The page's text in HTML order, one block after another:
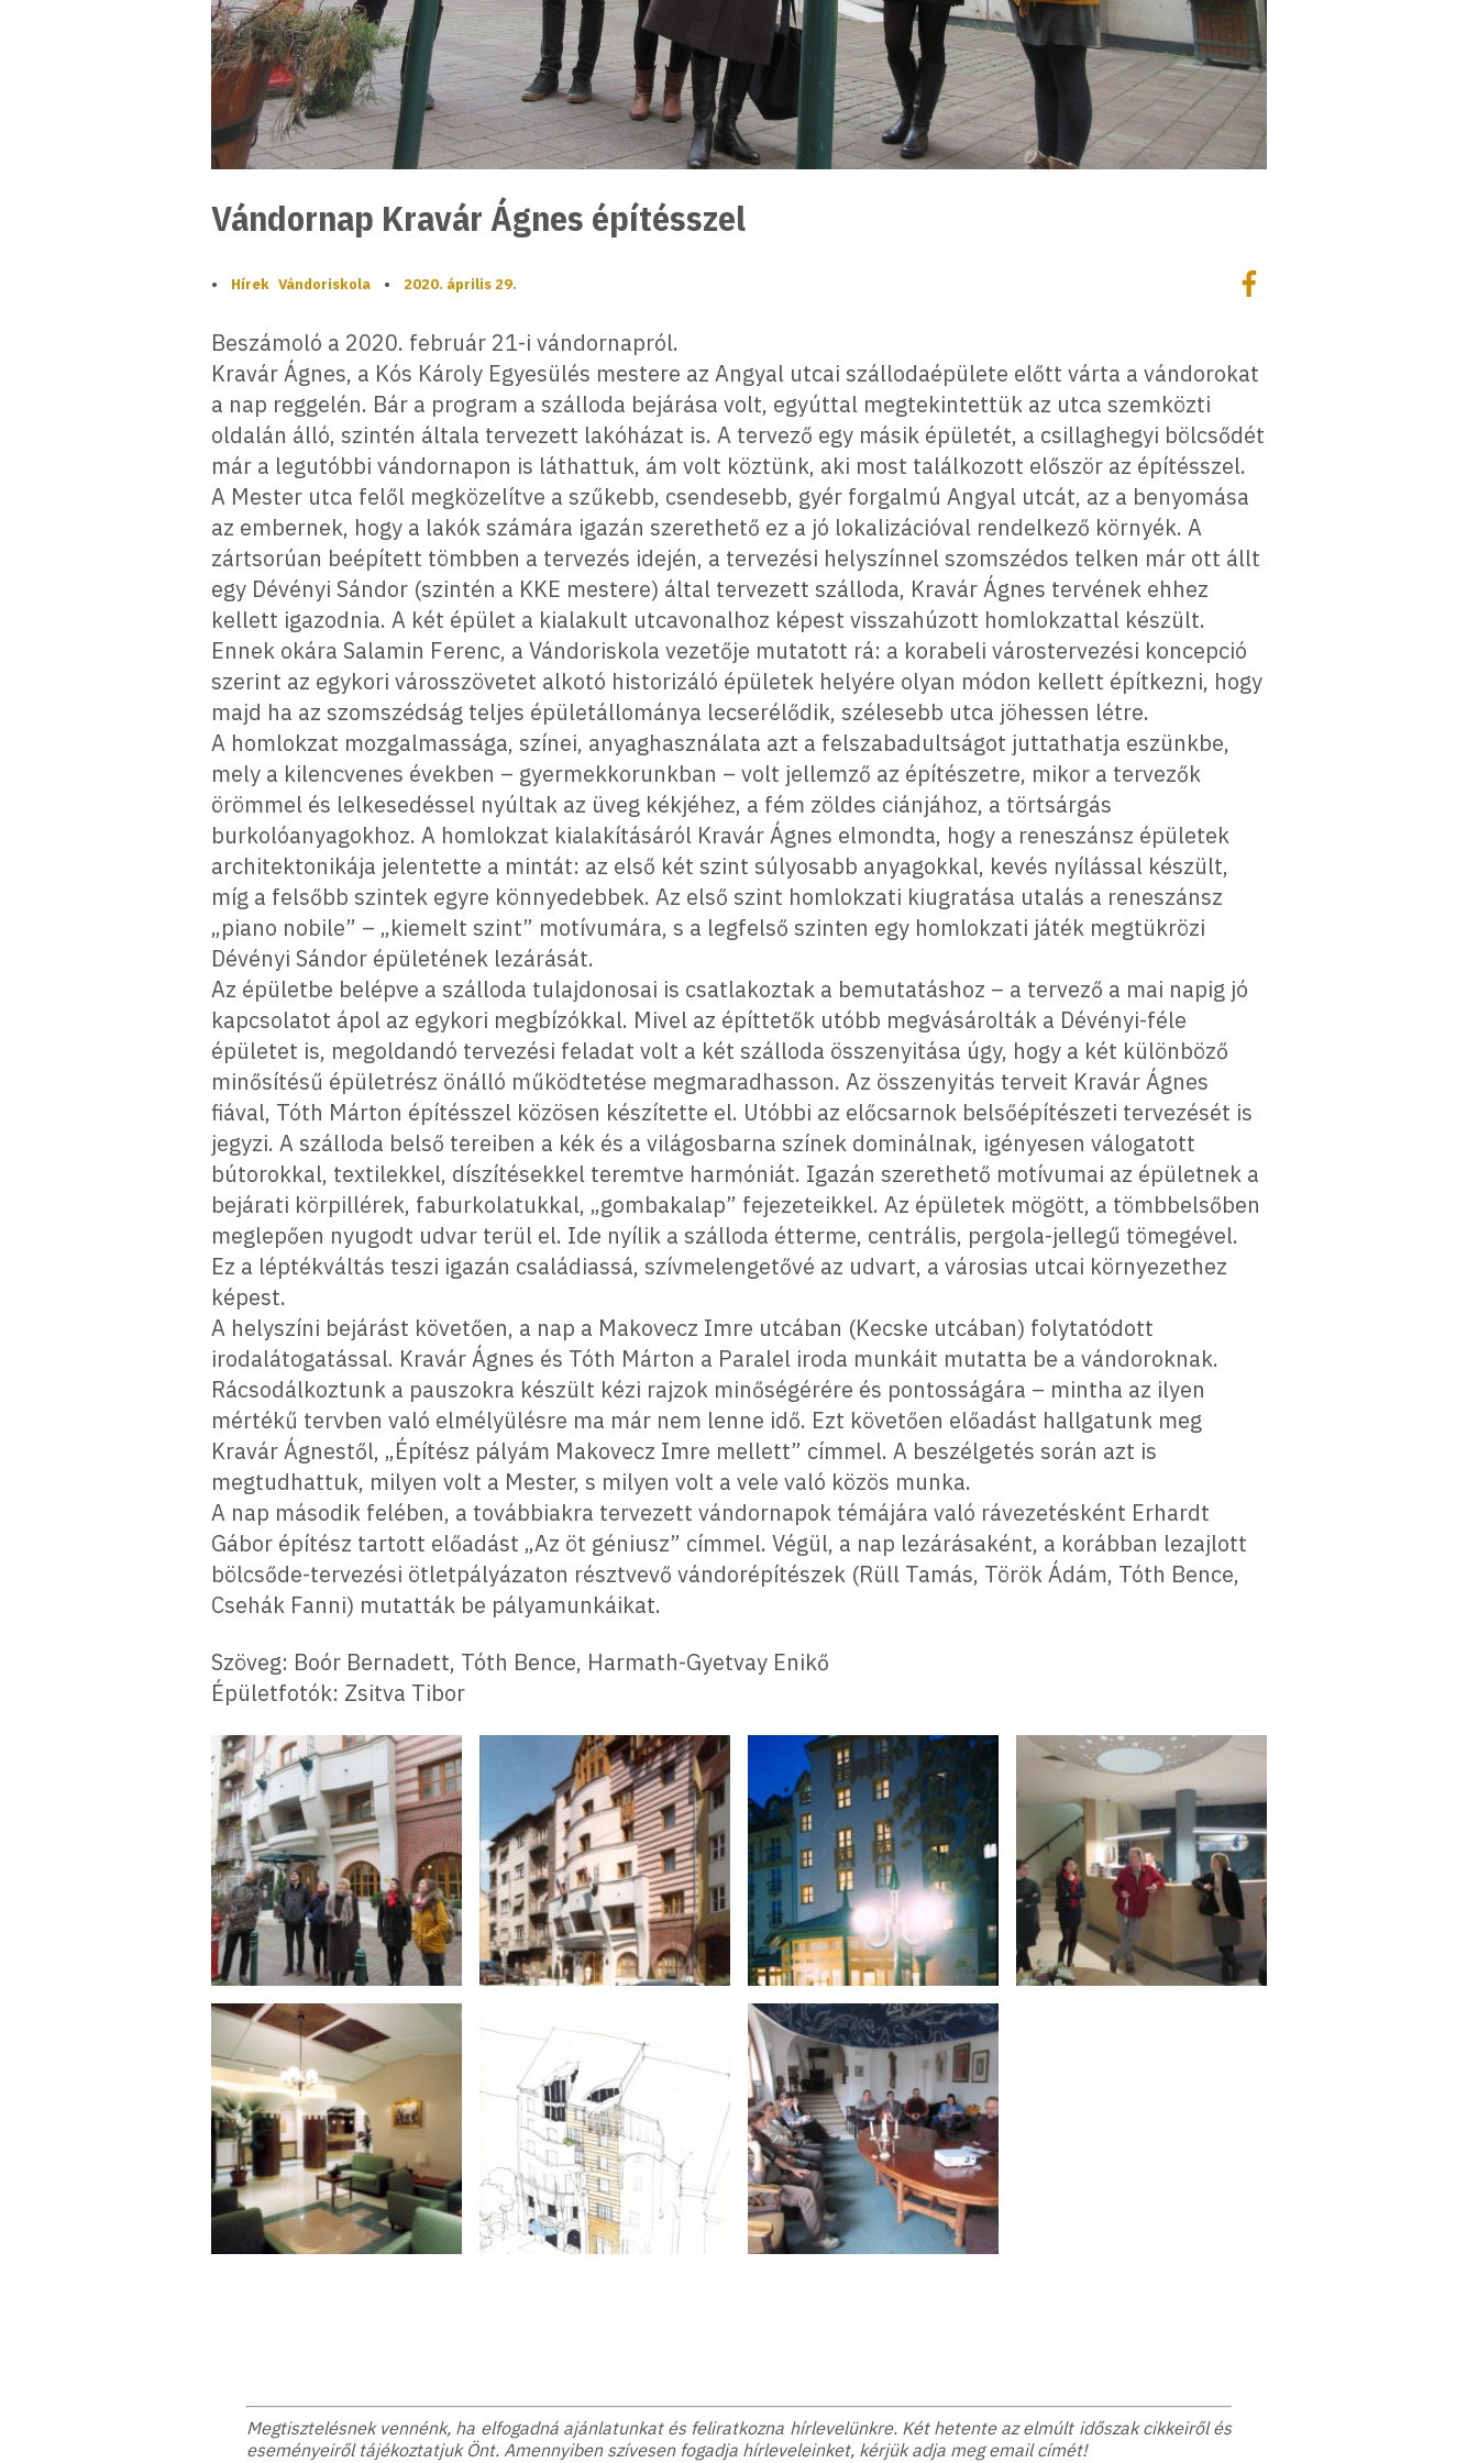
Vándornap Kravár Ágnes építésszel
• Hírek Vándoriskola • 2020. április 29.
Megosztás
Megosztás Facebookon
Beszámoló a 2020. február 21-i vándornapról.
Kravár Ágnes, a Kós Károly Egyesülés mestere az Angyal utcai szállodaépülete előtt várta a vándorokat
a nap reggelén. Bár a program a szálloda bejárása volt, egyúttal megtekintettük az utca szemközti
oldalán álló, szintén általa tervezett lakóházat is. A tervező egy másik épületét, a csillaghegyi bölcsődét
már a legutóbbi vándornapon is láthattuk, ám volt köztünk, aki most találkozott először az építésszel.
A Mester utca felől megközelítve a szűkebb, csendesebb, gyér forgalmú Angyal utcát, az a benyomása
az embernek, hogy a lakók számára igazán szerethető ez a jó lokalizációval rendelkező környék. A
zártsorúan beépített tömbben a tervezés idején, a tervezési helyszínnel szomszédos telken már ott állt
egy Dévényi Sándor (szintén a KKE mestere) által tervezett szálloda, Kravár Ágnes tervének ehhez
kellett igazodnia. A két épület a kialakult utcavonalhoz képest visszahúzott homlokzattal készült.
Ennek okára Salamin Ferenc, a Vándoriskola vezetője mutatott rá: a korabeli várostervezési koncepció
szerint az egykori városszövetet alkotó historizáló épületek helyére olyan módon kellett építkezni, hogy
majd ha az szomszédság teljes épületállománya lecserélődik, szélesebb utca jöhessen létre.
A homlokzat mozgalmassága, színei, anyaghasználata azt a felszabadultságot juttathatja eszünkbe,
mely a kilencvenes években – gyermekkorunkban – volt jellemző az építészetre, mikor a tervezők
örömmel és lelkesedéssel nyúltak az üveg kékjéhez, a fém zöldes ciánjához, a törtsárgás
burkolóanyagokhoz. A homlokzat kialakításáról Kravár Ágnes elmondta, hogy a reneszánsz épületek
architektonikája jelentette a mintát: az első két szint súlyosabb anyagokkal, kevés nyílással készült,
míg a felsőbb szintek egyre könnyedebbek. Az első szint homlokzati kiugratása utalás a reneszánsz
„piano nobile” – „kiemelt szint” motívumára, s a legfelső szinten egy homlokzati játék megtükrözi
Dévényi Sándor épületének lezárását.
Az épületbe belépve a szálloda tulajdonosai is csatlakoztak a bemutatáshoz – a tervező a mai napig jó
kapcsolatot ápol az egykori megbízókkal. Mivel az építtetők utóbb megvásárolták a Dévényi-féle
épületet is, megoldandó tervezési feladat volt a két szálloda összenyitása úgy, hogy a két különböző
minősítésű épületrész önálló működtetése megmaradhasson. Az összenyitás terveit Kravár Ágnes
fiával, Tóth Márton építésszel közösen készítette el. Utóbbi az előcsarnok belsőépítészeti tervezését is
jegyzi. A szálloda belső tereiben a kék és a világosbarna színek dominálnak, igényesen válogatott
bútorokkal, textilekkel, díszítésekkel teremtve harmóniát. Igazán szerethető motívumai az épületnek a
bejárati körpillérek, faburkolatukkal, „gombakalap” fejezeteikkel. Az épületek mögött, a tömbbelsőben
meglepően nyugodt udvar terül el. Ide nyílik a szálloda étterme, centrális, pergola-jellegű tömegével.
Ez a léptékváltás teszi igazán családiassá, szívmelengetővé az udvart, a városias utcai környezethez
képest.
A helyszíni bejárást követően, a nap a Makovecz Imre utcában (Kecske utcában) folytatódott
irodalátogatással. Kravár Ágnes és Tóth Márton a Paralel iroda munkáit mutatta be a vándoroknak.
Rácsodálkoztunk a pauszokra készült kézi rajzok minőségérére és pontosságára – mintha az ilyen
mértékű tervben való elmélyülésre ma már nem lenne idő. Ezt követően előadást hallgatunk meg
Kravár Ágnestől, „Építész pályám Makovecz Imre mellett” címmel. A beszélgetés során azt is
megtudhattuk, milyen volt a Mester, s milyen volt a vele való közös munka.
A nap második felében, a továbbiakra tervezett vándornapok témájára való rávezetésként Erhardt
Gábor építész tartott előadást „Az öt géniusz” címmel. Végül, a nap lezárásaként, a korábban lezajlott
bölcsőde-tervezési ötletpályázaton résztvevő vándorépítészek (Rüll Tamás, Török Ádám, Tóth Bence,
Csehák Fanni) mutatták be pályamunkáikat.
Szöveg: Boór Bernadett, Tóth Bence, Harmath-Gyetvay Enikő
Épületfotók: Zsitva Tibor
Megtisztelésnek vennénk, ha elfogadná ajánlatunkat és feliratkozna hírlevelünkre. Két hetente az elmúlt időszak cikkeiről és
eseményeiről tájékoztatjuk Önt. Amennyiben szívesen fogadja hírleveleinket, kérjük adja meg email címét!